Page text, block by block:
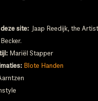
site: Jaap Reedijk, the
Mariël Stapper
Blote Handen